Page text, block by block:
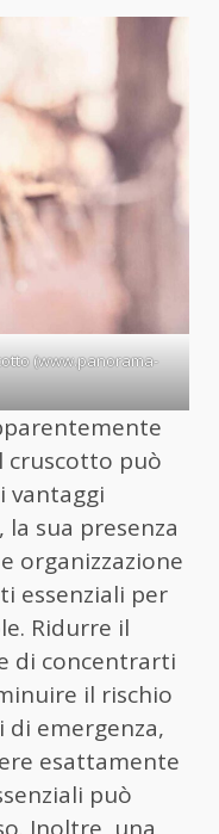
(www.panorama-
cruscotto può
vantaggi
sua presenza
organizzazione
essenziali per
Ridurre il
di concentrarti
il rischio
di emergenza,
esattamente
può
Inoltre, una